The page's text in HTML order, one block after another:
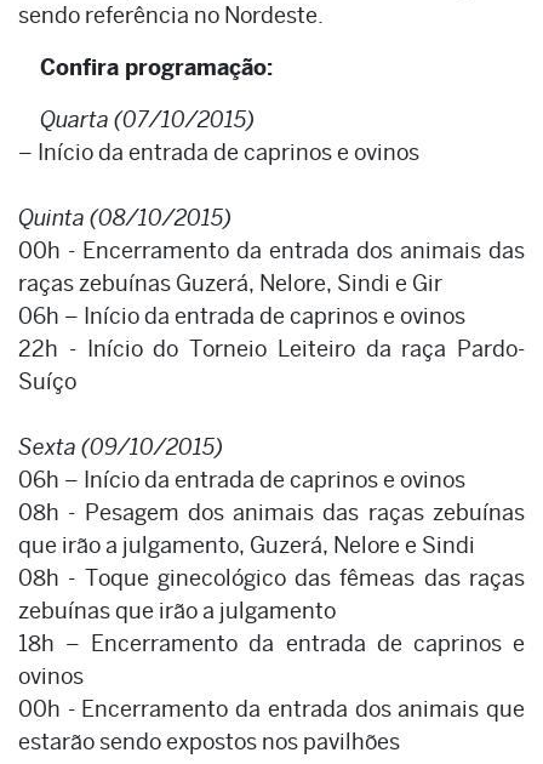
sendo referência no Nordeste.
Confira programação:
Quarta (07/10/2015)
– Início da entrada de caprinos e ovinos
Quinta (08/10/2015)
00h - Encerramento da entrada dos animais das
raças zebuínas Guzerá, Nelore, Sindi e Gir
06h – Início da entrada de caprinos e ovinos
22h - Início do Torneio Leiteiro da raça Pardo-
Suíço
Sexta (09/10/2015)
06h – Início da entrada de caprinos e ovinos
08h - Pesagem dos animais das raças zebuínas
que irão a julgamento, Guzerá, Nelore e Sindi
08h - Toque ginecológico das fêmeas das raças
zebuínas que irão a julgamento
18h – Encerramento da entrada de caprinos e
ovinos
00h - Encerramento da entrada dos animais que
estarão sendo expostos nos pavilhões